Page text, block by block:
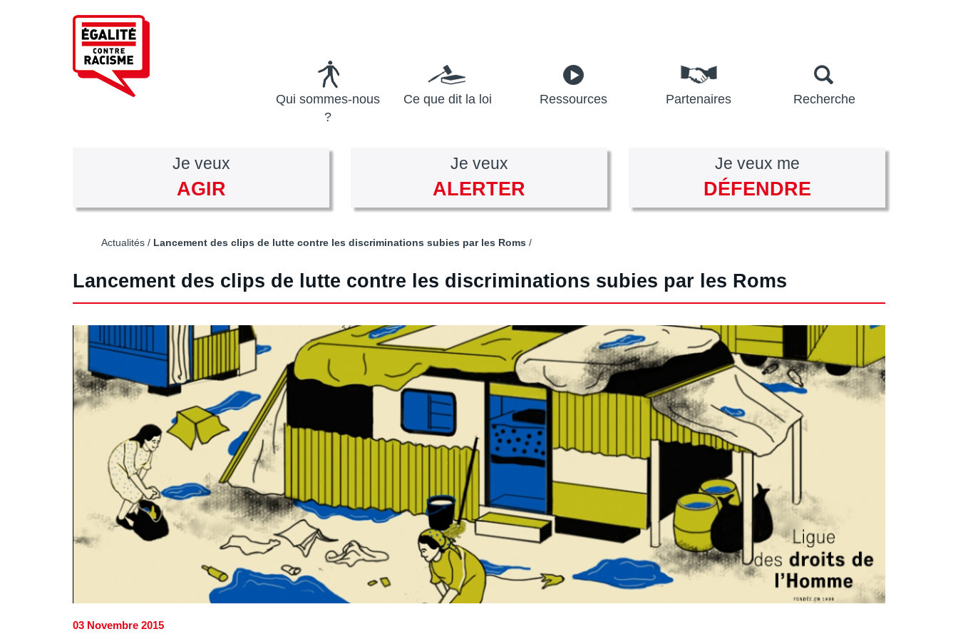
Qui sommes-nous
?
Ce que dit la loi Ressources Partenaires Recherche
Je veux
AGIR
Je veux
ALERTER
Je veux me
DÉFENDRE
Actualités Lancement des clips de lutte contre les discriminations subies par les Roms
Lancement des clips de lutte contre les discriminations subies par les Roms
03 Novembre 2015